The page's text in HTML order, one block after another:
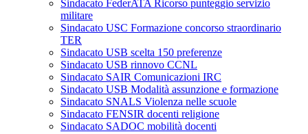
Sindacato FederATA Ricorso punteggio servizio
militare
Sindacato USC Formazione concorso straordinario
TER
Sindacato USB scelta 150 preferenze
Sindacato USB rinnovo CCNL
Sindacato SAIR Comunicazioni IRC
Sindacato USB Modalità assunzione e formazione
Sindacato SNALS Violenza nelle scuole
Sindacato FENSIR docenti religione
Sindacato SADOC mobilità docenti